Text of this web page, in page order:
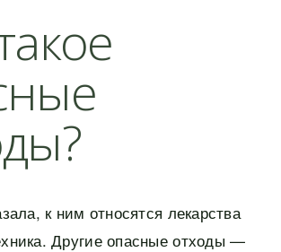
к ним относятся лекарства
Другие опасные отходы —